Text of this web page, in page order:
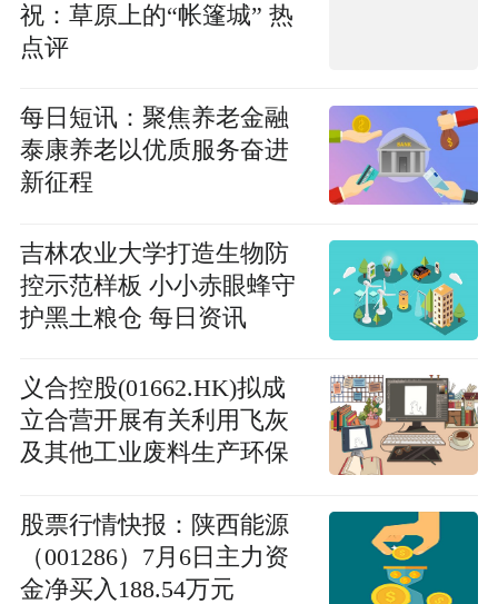
祝：草原上的“帐篷城” 热
点评
每日短讯：聚焦养老金融
泰康养老以优质服务奋进
新征程
吉林农业大学打造生物防
控示范样板 小小赤眼蜂守
护黑土粮仓 每日资讯
义合控股(01662.HK)拟成
立合营开展有关利用飞灰
及其他工业废料生产环保
务以及机械及设备的业务-
焦点热文
股票行情快报：陕西能源
（001286）7月6日主力资
金净买入188.54万元